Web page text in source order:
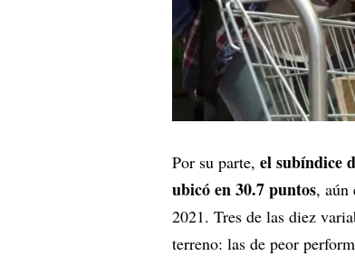
Por su parte, el subíndice
ubicó en 30.7 puntos, aún
2021. Tres de las diez
terreno: las de peor